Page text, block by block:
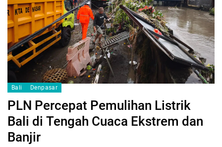
Bali Denpasar
PLN Percepat Pemulihan Listrik
Bali di Tengah Cuaca Ekstrem dan
Banjir